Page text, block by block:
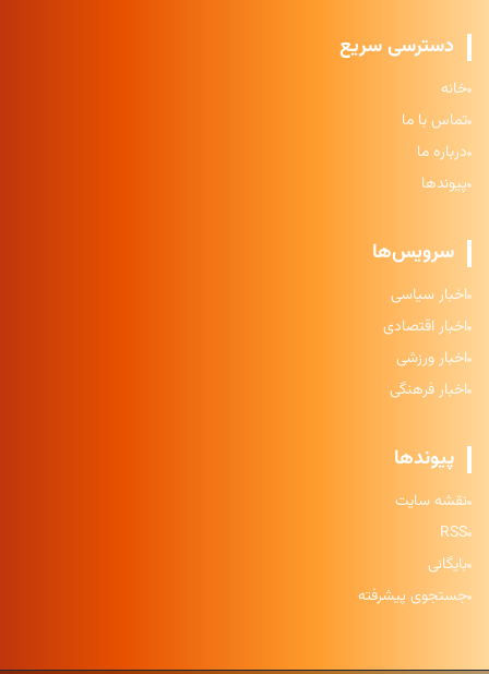
دسترسی سریع
خانه
تماس با ما
درباره ما
پیوندها
سرویس‌ها
اخبار سیاسی
اخبار اقتصادی
اخبار ورزشی
اخبار فرهنگی
پیوندها
نقشه سایت
RSS
بایگانی
جستجوی پیشرفته